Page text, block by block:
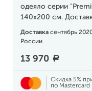
одеяло серии
140x200 см.
Доставка сентябрь
России
13 970 a
Скидка 5%
по Mastercard